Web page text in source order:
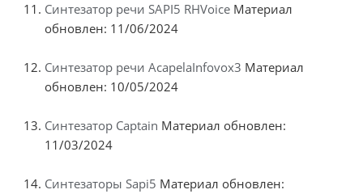
Синтезатор речи SAPI5 RHVoice Материал
обновлен: 11/06/2024
Синтезатор речи AcapelaInfovox3 Материал
обновлен: 10/05/2024
Синтезатор Captain Материал обновлен:
11/03/2024
Синтезаторы Sapi5 Материал обновлен: